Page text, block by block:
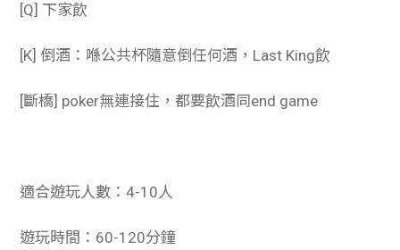
[Q] 下家飲
[K] 倒酒：喺公共杯隨意倒任何酒，Last King飲
[斷橋] poker無連接住，都要飲酒同end game
適合遊玩人數：4-10人
遊玩時間：60-120分鐘